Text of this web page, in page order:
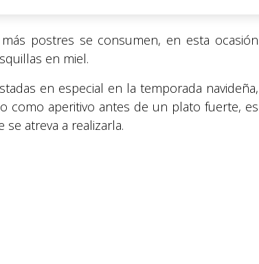
postres se consumen, en esta ocasión
en miel.
en especial en la temporada navideña,
como aperitivo antes de un plato fuerte, es
atreva a realizarla.